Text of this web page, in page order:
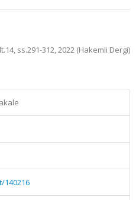
ss.291-312, 2022 (Hakemli Dergi)
140216